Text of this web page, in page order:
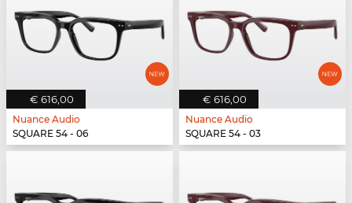
€ 616,00
Nuance Audio
SQUARE 54 - 06
€ 616,00
Nuance Audio
SQUARE 54 - 03